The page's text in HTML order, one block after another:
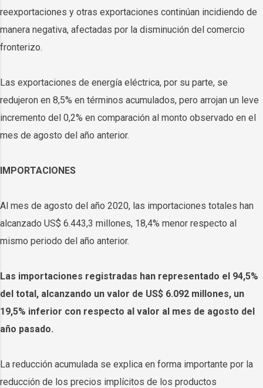
reexportaciones y otras exportaciones continúan incidiendo de
manera negativa, afectadas por la disminución del comercio
fronterizo.
Las exportaciones de energía eléctrica, por su parte, se
redujeron en 8,5% en términos acumulados, pero arrojan un leve
incremento del 0,2% en comparación al monto observado en el
mes de agosto del año anterior.
IMPORTACIONES
Al mes de agosto del año 2020, las importaciones totales han
alcanzado US$ 6.443,3 millones, 18,4% menor respecto al
mismo periodo del año anterior.
Las importaciones registradas han representado el 94,5%
del total, alcanzando un valor de US$ 6.092 millones, un
19,5% inferior con respecto al valor al mes de agosto del
año pasado.
La reducción acumulada se explica en forma importante por la
reducción de los precios implícitos de los productos